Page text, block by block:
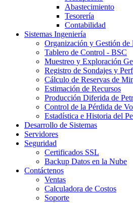
Abastecimiento
Tesorería
Contabilidad
Sistemas Ingeniería
Organización y Gestión de
Tablero de Control - BSC
Muestreo y Exploración
Registro de Sondajes y
Cálculo de Reservas de
Estimación de Recursos
Producción Diferida de
Control de la Pérdida de
Estadística e Historia del
Desarrollo de Sistemas
Servidores
Seguridad
Certificados SSL
Backup Datos en la Nube
Contáctenos
Ventas
Calculadora de Costos
Soporte